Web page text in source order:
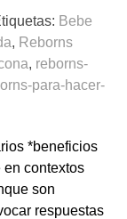
Bebe
, Reborns
, reborns-
para-hacer-
*beneficios
contextos
son
respuestas